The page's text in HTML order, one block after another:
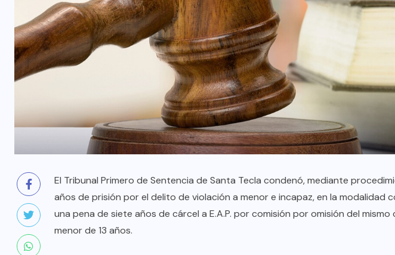
El Tribunal Primero de Sentencia de Santa Tecla condenó, mediante
años de prisión por el delito de violación a menor e incapaz, en la modalidad
una pena de siete años de cárcel a E.A.P. por comisión por omisión del
menor de 13 años.